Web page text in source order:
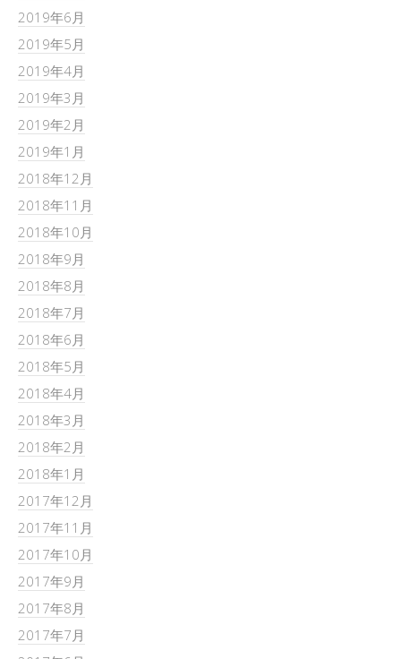
2019年6月
2019年5月
2019年4月
2019年3月
2019年2月
2019年1月
2018年12月
2018年11月
2018年10月
2018年9月
2018年8月
2018年7月
2018年6月
2018年5月
2018年4月
2018年3月
2018年2月
2018年1月
2017年12月
2017年11月
2017年10月
2017年9月
2017年8月
2017年7月